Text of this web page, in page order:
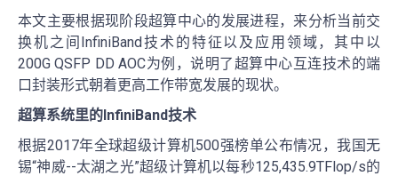
本文主要根据现阶段超算中心的发展进程，来分析当前交
换机之间InfiniBand技术的特征以及应用领域，其中以
200G QSFP DD AOC为例，说明了超算中心互连技术的端
口封装形式朝着更高工作带宽发展的现状。
超算系统里的InfiniBand技术
根据2017年全球超级计算机500强榜单公布情况，我国无
锡“神威--太湖之光”超级计算机以每秒125,435.9TFlop/s的